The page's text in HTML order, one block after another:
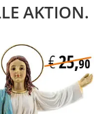
AKTION.